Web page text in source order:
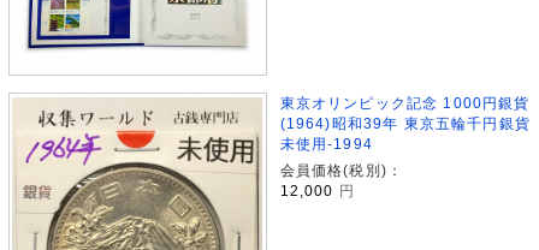
東京オリンピック記念 1000円銀貨
(1964)昭和39年 東京五輪千円銀貨
未使用-1994
会員価格(税別)：
12,000
円